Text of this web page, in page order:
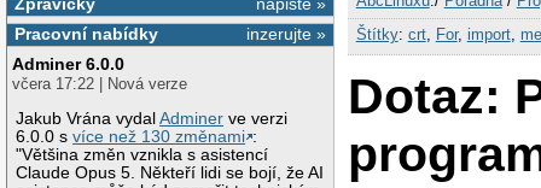
inzerujte »
Pracovní nabídky
Adminer 6.0.0
včera 17:22 | Nová verze
Jakub Vrána vydalAdminer ve verzi
6.0.0 svíce než 130 změnami :
"Většina změn vznikla s asistencí
Claude Opus 5. Někteří lidi se bojí, že AI
Štítky: crt, For, import,
Dotaz: